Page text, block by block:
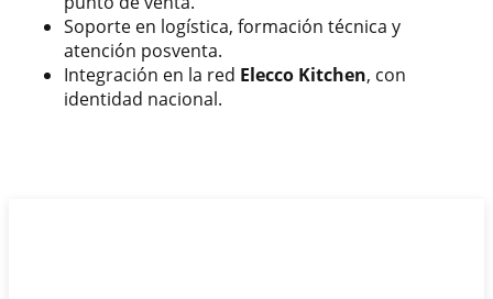
Soporte en logística, formación técnica y
atención posventa.
Integración en la red Elecco Kitchen, con
identidad nacional.